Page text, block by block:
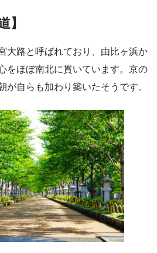
】
大路と呼ばれており、由比ヶ浜か
をほぼ南北に貫いています。京の
が自らも加わり築いたそうです。